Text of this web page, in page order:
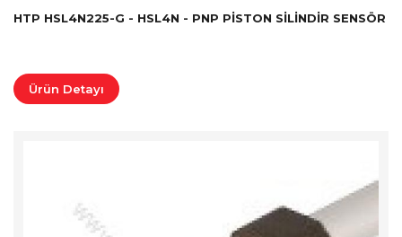
HTP HSL4N225-G - HSL4N - PNP PISTON SILINDIR SENSÖR
Ürün Detayı